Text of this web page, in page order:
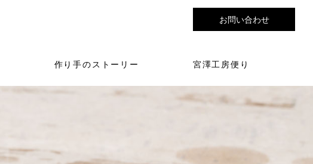
作り手のストーリー 宮澤工房便り
お問い合わせ